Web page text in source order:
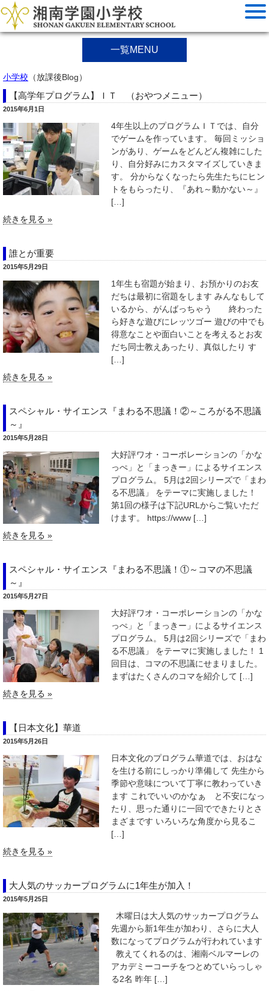
一覧MENU
小学校 （放課後Blog）
【高学年プログラム】ＩＴ （おやつメニュー）
2015年6月1日
4年生以上のプログラムＩＴでは、自分
でゲームを作っています。 毎回ミッショ
ンがあり、ゲームをどんどん複雑にした
り、自分好みにカスタマイズしていきま
す。 分からなくなったら先生たちにヒン
トをもらったり、『あれ～動かない～』
[…]
続きを見る »
誰とが重要
2015年5月29日
1年生も宿題が始まり、お預かりのお友
だちは最初に宿題をします みんなもして
いるから、がんばっちゃう 終わった
ら好きな遊びにレッツゴー 遊びの中でも
得意なことや面白いことを考えるとお友
だち同士教えあったり、真似したり す
[…]
続きを見る »
スペシャル・サイエンス『まわる不思議！②～ころがる不思議
～』
2015年5月28日
大好評ワオ・コーポレーションの「かな
っぺ」と「まっきー」によるサイエンス
プログラム。 5月は2回シリーズで「まわ
る不思議」 をテーマに実施しました！
第1回の様子は下記URLからご覧いただ
けます。 https://www […]
続きを見る »
スペシャル・サイエンス『まわる不思議！①～コマの不思議
～』
2015年5月27日
大好評ワオ・コーポレーションの「かな
っぺ」と「まっきー」によるサイエンス
プログラム。 5月は2回シリーズで「まわ
る不思議」 をテーマに実施しました！ 1
回目は、コマの不思議にせまりました。
まずはたくさんのコマを紹介して […]
続きを見る »
【日本文化】華道
2015年5月26日
日本文化のプログラム華道では、おはな
を生ける前にしっかり準備して 先生から
季節や意味について丁寧に教わっていき
ます これでいいのかなぁ と不安になっ
たり、思った通りに一回でできたりとさ
まざまです いろいろな角度から見るこ
[…]
続きを見る »
大人気のサッカープログラムに1年生が加入！
2015年5月25日
木曜日は大人気のサッカープログラム
先週から新1年生が加わり、さらに大人
数になってプログラムが行われています
教えてくれるのは、湘南ベルマーレの
アカデミーコーチをつとめていらっしゃ
る2名 昨年 […]